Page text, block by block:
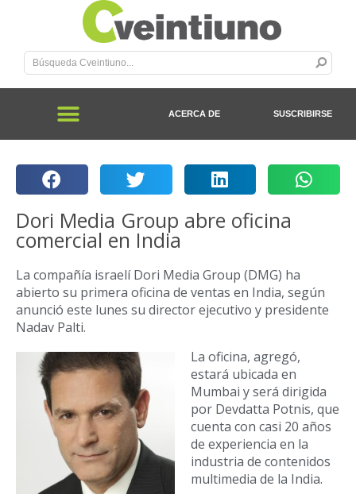
ACERCA DE SUSCRIBIRSE
Dori Media Group abre oficina
comercial en India
La compañía israelí Dori Media Group (DMG) ha
abierto su primera oficina de ventas en India, según
anunció este lunes su director ejecutivo y presidente
Nadav Palti.
La oficina, agregó,
estará ubicada en
Mumbai y será dirigida
por Devdatta Potnis, que
cuenta con casi 20 años
de experiencia en la
industria de contenidos
multimedia de la India.